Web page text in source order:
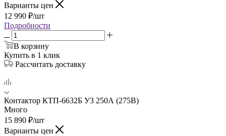
Варианты цен
12 990 ₽/шт
Подробности
В корзину
Купить в 1 клик
Рассчитать доставку
Контактор КТП-6632Б У3 250А (275В)
Много
15 890 ₽/шт
Варианты цен